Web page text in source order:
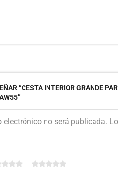
“CESTA INTERIOR GRANDE
electrónico no será publicada.